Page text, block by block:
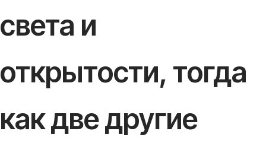
света и
открытости, тогда
как две другие